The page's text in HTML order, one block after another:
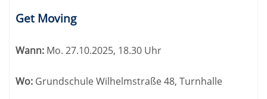
Get Moving
Wann: Mo. 27.10.2025, 18.30 Uhr
Wo: Grundschule Wilhelmstraße 48, Turnhalle